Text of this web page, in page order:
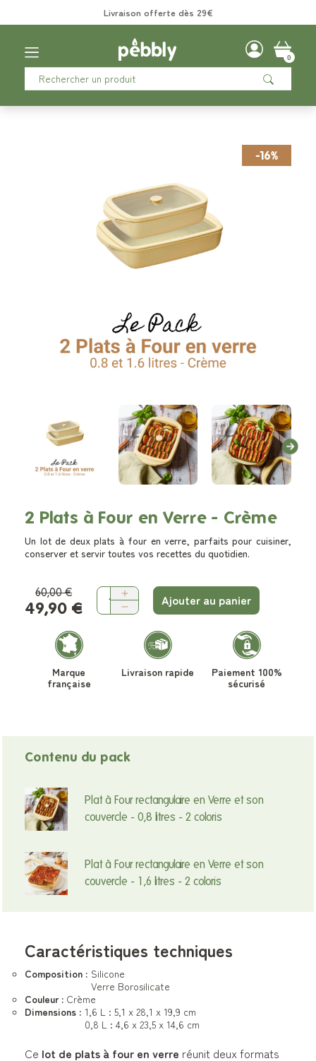
-16%
2 Plats à Four en Verre - Crème
Un lot de deux plats à four en verre, parfaits pour cuisiner,
conserver et servir toutes vos recettes du quotidien.
60,00 €
49,90 € Ajouter au panier
Marque
française
Livraison rapide
Paiement 100%
sécurisé
Ce lot de plats à four en verre réunit deux formats
Contenu du pack
Plat à Four rectangulaire en Verre et son
couvercle - 0,8 litres - 2 coloris
Plat à Four rectangulaire en Verre et son
couvercle - 1,6 litres - 2 coloris
Caractéristiques techniques
Composition : Silicone
Verre Borosilicate
Couleur : Crème
Dimensions : 1,6 L : 5,1 x 28,1 x 19,9 cm
0,8 L : 4,6 x 23,5 x 14,6 cm
Livraison offerte dès 29€
0